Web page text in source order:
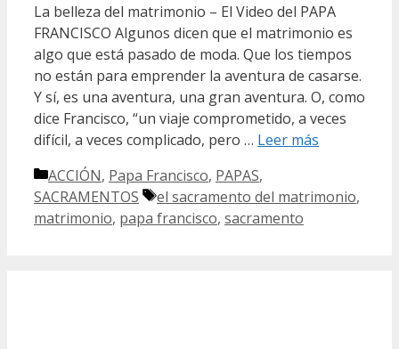
La belleza del matrimonio – El Video del PAPA
FRANCISCO Algunos dicen que el matrimonio es
algo que está pasado de moda. Que los tiempos
no están para emprender la aventura de casarse.
Y sí, es una aventura, una gran aventura. O, como
dice Francisco, “un viaje comprometido, a veces
difícil, a veces complicado, pero … Leer más
Categorías
ACCIÓN, Papa Francisco, PAPAS,
SACRAMENTOS
Etiquetas
el sacramento del matrimonio,
matrimonio, papa francisco, sacramento